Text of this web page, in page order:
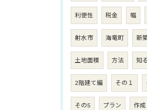
利便性 税金 幅
射水市 海竜町 新
土地面積 方法 知
2階建て編 その１
その5 プラン 作成